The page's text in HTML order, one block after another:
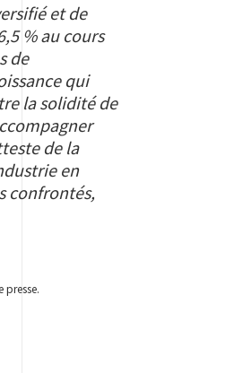
et de
% au cours
de
qui
la solidité de
de la
en
confrontés,
presse.